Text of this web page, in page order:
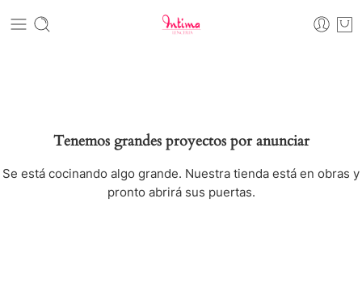
Tenemos grandes proyectos por anunciar
Se está cocinando algo grande. Nuestra tienda está en obras y
pronto abrirá sus puertas.